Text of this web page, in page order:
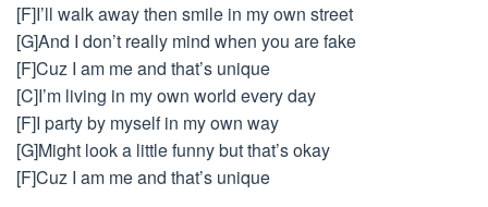
[F]I’ll walk away then smile in my own street
[G]And I don’t really mind when you are fake
[F]Cuz I am me and that’s unique
[C]I’m living in my own world every day
[F]I party by myself in my own way
[G]Might look a little funny but that’s okay
[F]Cuz I am me and that’s unique